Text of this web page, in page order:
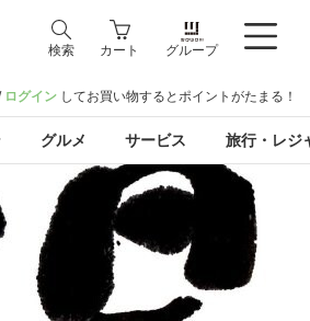
検索 カート グループ
ログイン してお買い物するとポイントがたまる！
グルメ サービス 旅行・レジ